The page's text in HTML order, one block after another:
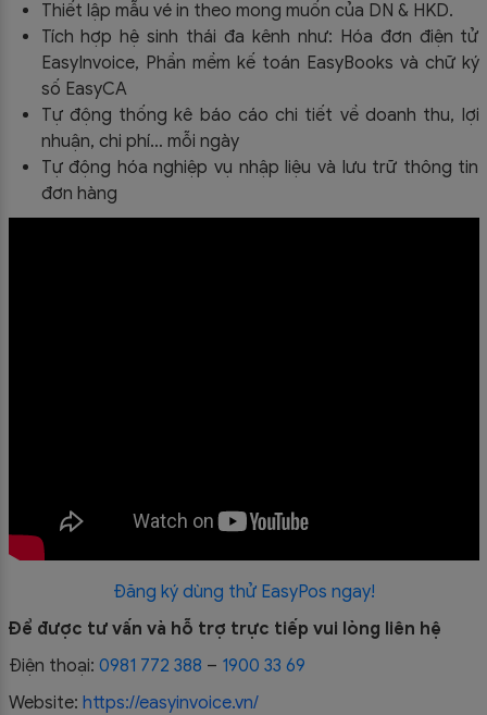
Thiết lập mẫu vé in theo mong muốn của DN & HKD.
Tích hợp hệ sinh thái đa kênh như: Hóa đơn điện tử
EasyInvoice, Phần mềm kế toán EasyBooks và chữ ký
số EasyCA
Tự động thống kê báo cáo chi tiết về doanh thu, lợi
nhuận, chi phí… mỗi ngày
Tự động hóa nghiệp vụ nhập liệu và lưu trữ thông tin
đơn hàng
Đăng ký dùng thử EasyPos ngay!
Để được tư vấn và hỗ trợ trực tiếp vui lòng liên hệ
Điện thoại: 0981 772 388 – 1900 33 69
Website: https://easyinvoice.vn/